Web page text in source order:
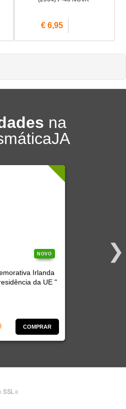
€ 6,95
na
NOVO
Irlanda
da UE "
COMPRAR
SSLe